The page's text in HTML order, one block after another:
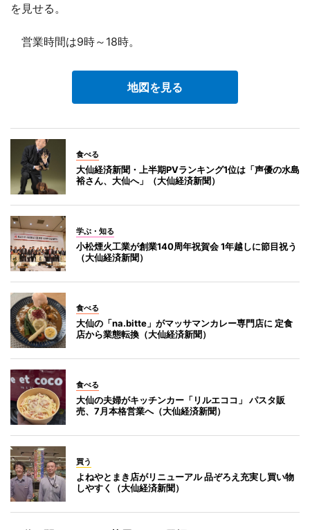
を見せる。
営業時間は9時～18時。
地図を見る
食べる
大仙経済新聞・上半期PVランキング1位は「声優の水島
裕さん、大仙へ」（大仙経済新聞）
学ぶ・知る
小松煙火工業が創業140周年祝賀会 1年越しに節目祝う
（大仙経済新聞）
食べる
大仙の「na.bitte」がマッサマンカレー専門店に 定食
店から業態転換（大仙経済新聞）
食べる
大仙の夫婦がキッチンカー「リルエココ」 パスタ販
売、7月本格営業へ（大仙経済新聞）
買う
よねやとまき店がリニューアル 品ぞろえ充実し買い物
しやすく（大仙経済新聞）